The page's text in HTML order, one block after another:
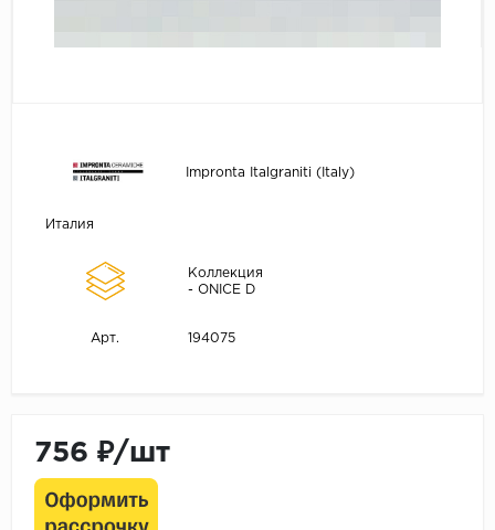
Impronta Italgraniti (Italy)
Италия
Коллекция
- ONICE D
Арт. 194075
756 ₽/шт